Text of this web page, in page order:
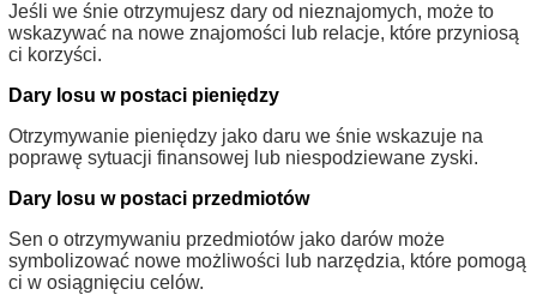
Jeśli we śnie otrzymujesz dary od nieznajomych, może to
wskazywać na nowe znajomości lub relacje, które przyniosą
ci korzyści.
Dary losu w postaci pieniędzy
Otrzymywanie pieniędzy jako daru we śnie wskazuje na
poprawę sytuacji finansowej lub niespodziewane zyski.
Dary losu w postaci przedmiotów
Sen o otrzymywaniu przedmiotów jako darów może
symbolizować nowe możliwości lub narzędzia, które pomogą
ci w osiągnięciu celów.